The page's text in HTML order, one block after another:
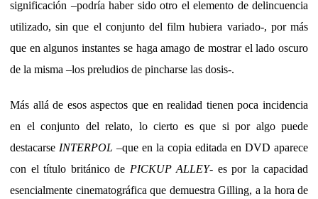
significación –podría haber sido otro el elemento de delincuencia
utilizado, sin que el conjunto del film hubiera variado-, por más
que en algunos instantes se haga amago de mostrar el lado oscuro
de la misma –los preludios de pincharse las dosis-.
Más allá de esos aspectos que en realidad tienen poca incidencia
en el conjunto del relato, lo cierto es que si por algo puede
destacarse INTERPOL –que en la copia editada en DVD aparece
con el título británico de PICKUP ALLEY- es por la capacidad
esencialmente cinematográfica que demuestra Gilling, a la hora de